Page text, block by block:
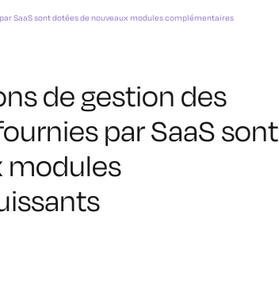
SaaS sont dotées de nouveaux modules complémentaires
de gestion des
par SaaS sont
modules